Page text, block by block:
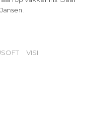
VISI